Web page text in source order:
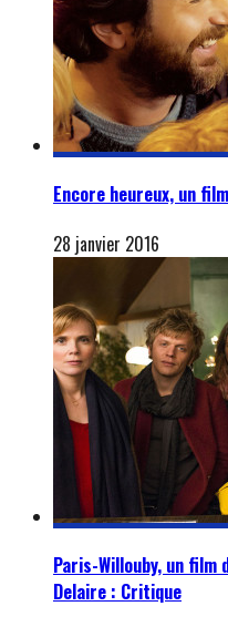
Encore heureux, un
28 janvier 2016
Paris-Willouby, un film
Delaire : Critique